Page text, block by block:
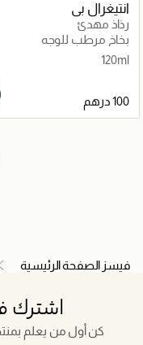
انتيغرال بي
رذاذ مهدئ
بخاخ مرطب للوجه
120ml
فيسز الصفحة الرئيسية
اشترك
كن أول من يعلم